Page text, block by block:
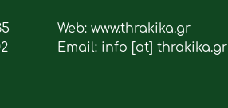
Web: www.thrakika.gr
Email: info [at] thrakika.gr